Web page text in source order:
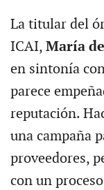
La titular del
ICAI, María
en sintonía
parece
reputación.
una campaña
proveedores,
con un